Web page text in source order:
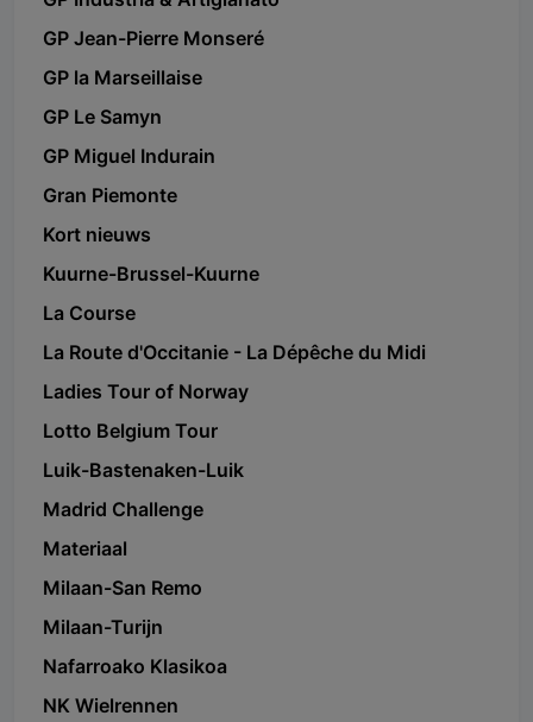
GP Jean-Pierre Monseré
GP la Marseillaise
GP Le Samyn
GP Miguel Indurain
Gran Piemonte
Kort nieuws
Kuurne-Brussel-Kuurne
La Course
La Route d'Occitanie - La Dépêche du Midi
Ladies Tour of Norway
Lotto Belgium Tour
Luik-Bastenaken-Luik
Madrid Challenge
Materiaal
Milaan-San Remo
Milaan-Turijn
Nafarroako Klasikoa
NK Wielrennen